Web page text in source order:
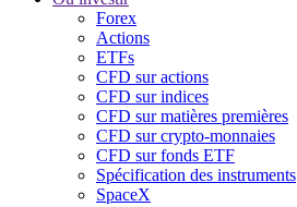
Forex
Actions
ETFs
CFD sur actions
CFD sur indices
CFD sur matières premières
CFD sur crypto-monnaies
CFD sur fonds ETF
Spécification des instruments
SpaceX